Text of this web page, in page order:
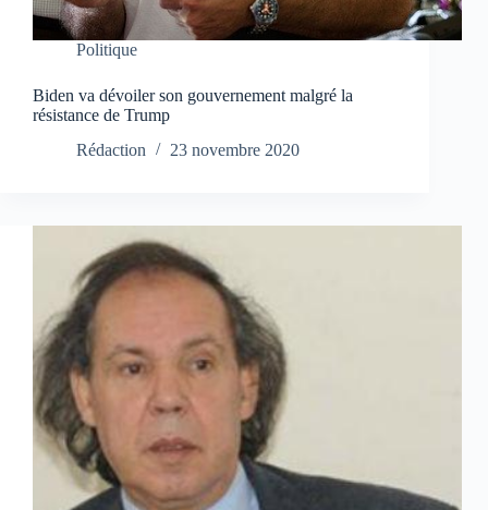
Politique
Biden va dévoiler son gouvernement malgré la
résistance de Trump
Rédaction
23 novembre 2020